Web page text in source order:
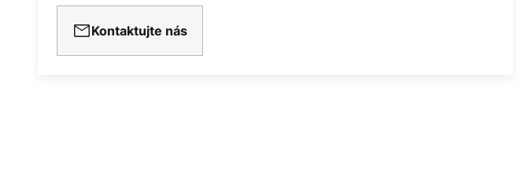
Kontaktujte nás